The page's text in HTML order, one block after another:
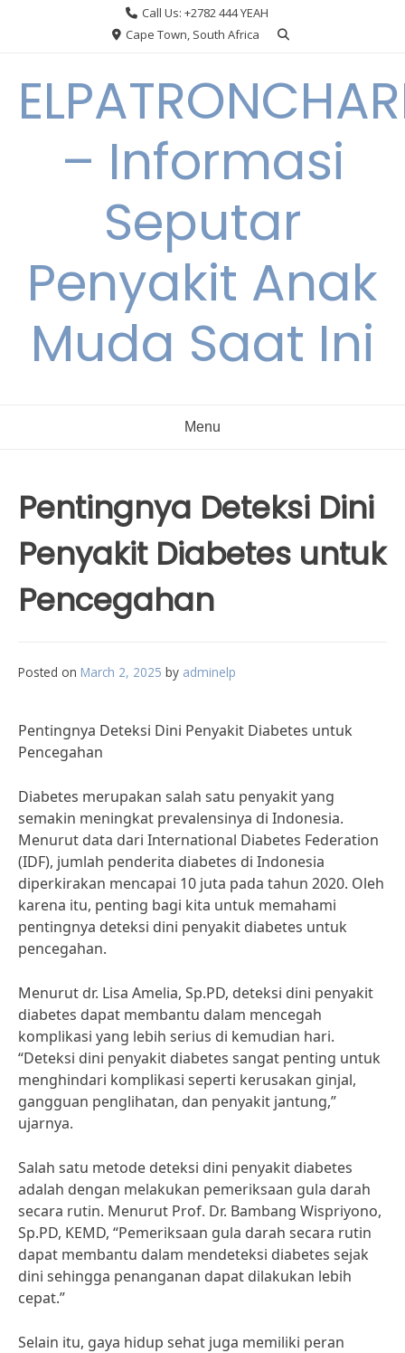
Call Us: +2782 444 YEAH
Cape Town, South Africa
– Informasi
Seputar
Penyakit Anak
Muda Saat Ini
Menu
Pentingnya Deteksi Dini
Penyakit Diabetes untuk
Pencegahan
Posted on March 2, 2025 by adminelp
Pentingnya Deteksi Dini Penyakit Diabetes untuk
Pencegahan
Diabetes merupakan salah satu penyakit yang
semakin meningkat prevalensinya di Indonesia.
Menurut data dari International Diabetes Federation
(IDF), jumlah penderita diabetes di Indonesia
diperkirakan mencapai 10 juta pada tahun 2020. Oleh
karena itu, penting bagi kita untuk memahami
pentingnya deteksi dini penyakit diabetes untuk
pencegahan.
Menurut dr. Lisa Amelia, Sp.PD, deteksi dini penyakit
diabetes dapat membantu dalam mencegah
komplikasi yang lebih serius di kemudian hari.
“Deteksi dini penyakit diabetes sangat penting untuk
menghindari komplikasi seperti kerusakan ginjal,
gangguan penglihatan, dan penyakit jantung,”
ujarnya.
Salah satu metode deteksi dini penyakit diabetes
adalah dengan melakukan pemeriksaan gula darah
secara rutin. Menurut Prof. Dr. Bambang Wispriyono,
Sp.PD, KEMD, “Pemeriksaan gula darah secara rutin
dapat membantu dalam mendeteksi diabetes sejak
dini sehingga penanganan dapat dilakukan lebih
cepat.”
Selain itu, gaya hidup sehat juga memiliki peran